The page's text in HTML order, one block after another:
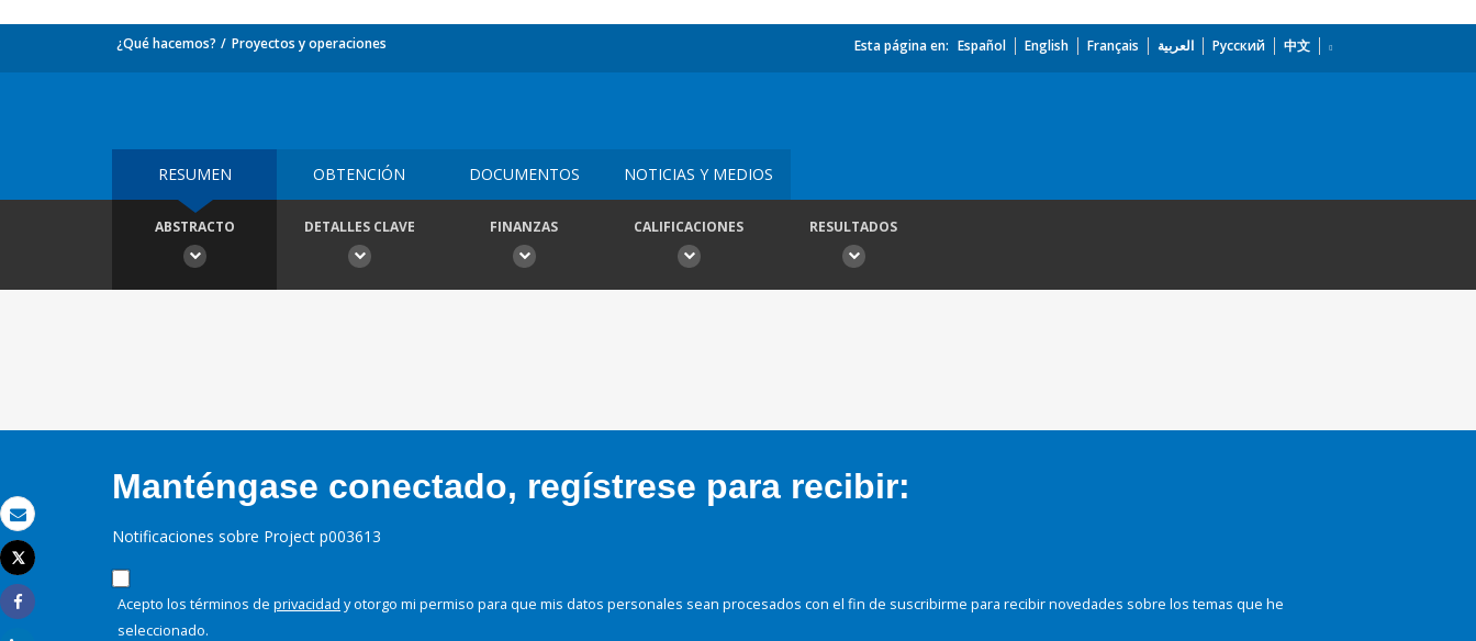
Correo electrónico
Imprimir
Tweet
Share
¿Qué hacemos? Proyectos y operaciones Esta página en: Español English Français العربية Русский 中文
RESUMEN OBTENCIÓN DOCUMENTOS NOTICIAS Y MEDIOS
ABSTRACTO DETALLES CLAVE FINANZAS CALIFICACIONES RESULTADOS
Manténgase conectado, regístrese para recibir:
Notificaciones sobre Project p003613
Acepto los términos de privacidad y otorgo mi permiso para que mis datos personales sean procesados con el fin de suscribirme para recibir novedades sobre los temas que he
seleccionado.